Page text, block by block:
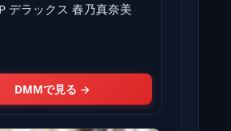
デラックス 春乃真奈美
DMMで見る →